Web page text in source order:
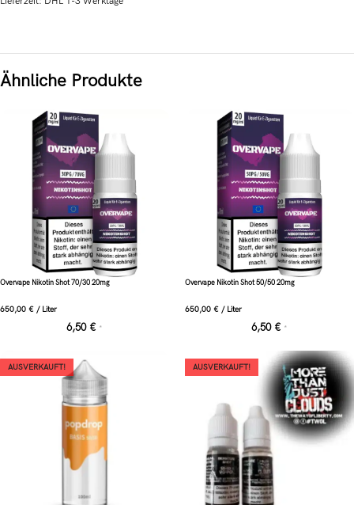
Ähnliche Produkte
Overvape Nikotin Shot 70/30 20mg
650,00 € / Liter
6,50 € *
Overvape Nikotin Shot 50/50 20mg
650,00 € / Liter
6,50 € *
AUSVERKAUFT! AUSVERKAUFT!